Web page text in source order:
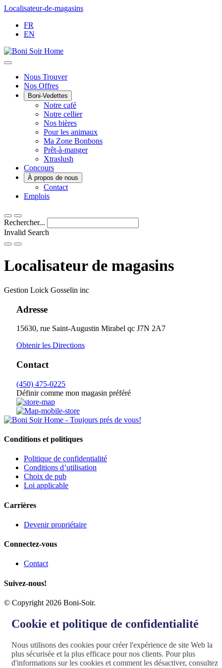
Passer
contenu
Localisateur-de-magasins
FR
EN
Main
Menu
Nous Trouver
Nos Offres
Boni-Vedettes
Notre café
Notre cellier
Nos bières
Pour les animaux
Ma Zone Bonbons
Prêt-à-manger
Xtraslush
Concours
À propos de nous
Contact
Emplois
Rechercher...
Invalid Search
Submit
Localisateur de magasins
Gestion Loick Gosselin inc
Adresse
15630, rue Saint-Augustin Mirabel qc J7N 2A7
Obtenir les Directions
Contact
(450) 475-0225
Définir comme mon magasin préféré
Conditions et politiques
Politique de confidentialité
Conditions d’utilisation
Choix de pub
Loi applicable
Carrières
Devenir propriétaire
Connectez-vous
Contact
Suivez-nous!
© Copyright 2026 Boni-Soir.
Cookie et politique de confidentialité
Nous utilisons des cookies pour créer l'expérience de site Web la
plus sécurisée et la plus efficace pour nos clients. Pour plus
d'informations sur les cookies et comment les désactiver, consultez